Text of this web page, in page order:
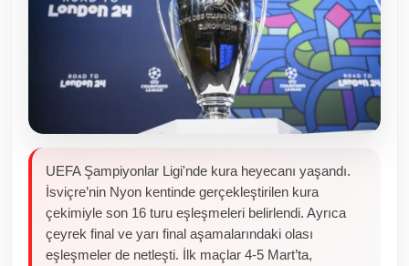
Kamu Kurumları ve Üst Kurullar
Resmi Reklamlar
UEFA Şampiyonlar Ligi'nde kura heyecanı yaşandı.
İsviçre’nin Nyon kentinde gerçekleştirilen kura
çekimiyle son 16 turu eşleşmeleri belirlendi. Ayrıca
çeyrek final ve yarı final aşamalarındaki olası
eşleşmeler de netleşti. İlk maçlar 4-5 Mart’ta,